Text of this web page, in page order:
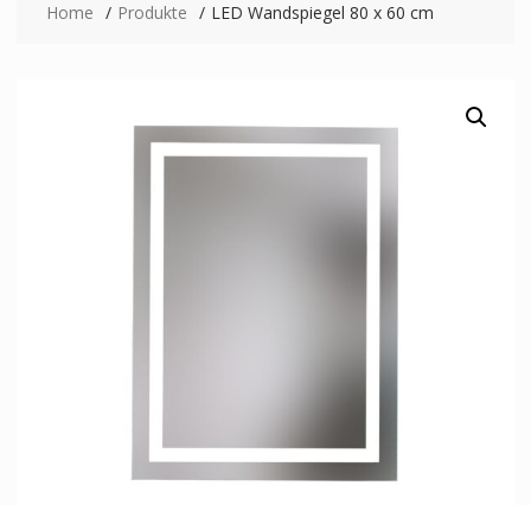
Home Produkte LED Wandspiegel 80 x 60 cm